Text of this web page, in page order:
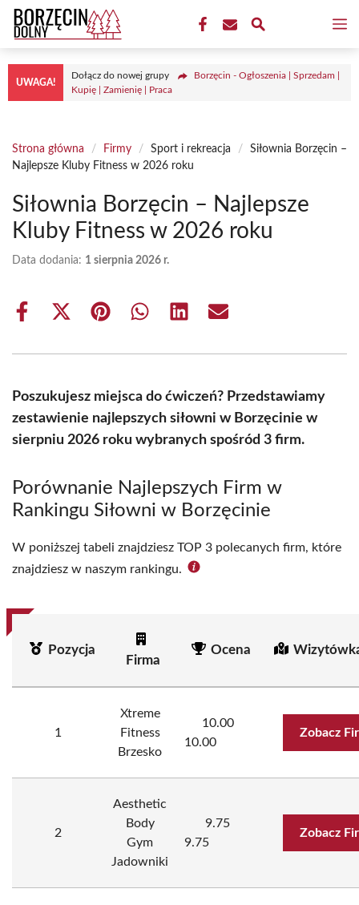
Przejdź
treści
UWAGA!
Dołącz do nowej grupy
Borzęcin - Ogłoszenia | Sprzedam |
Kupię | Zamienię | Praca
Strona główna / Firmy / Sport i rekreacja /
Siłownia Borzęcin –
Najlepsze Kluby Fitness w 2026 roku
Siłownia Borzęcin – Najlepsze
Kluby Fitness w 2026 roku
Data dodania: 1 sierpnia 2026 r.
Share
Share
(Twitter)
Share Share Share Share
Poszukujesz miejsca do ćwiczeń? Przedstawiamy
zestawienie najlepszych siłowni w Borzęcinie w
sierpniu 2026 roku wybranych spośród 3 firm.
Porównanie Najlepszych Firm w
Rankingu Siłowni w Borzęcinie
W poniższej tabeli znajdziesz TOP 3 polecanych firm, które
znajdziesz w naszym rankingu.
Pozycja
Firma
Ocena
1
Xtreme
Fitness
Brzesko
10.00
10.00
Zobacz
2
Aesthetic
Body
Gym
Jadowniki
9.75
9.75
Zobacz